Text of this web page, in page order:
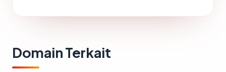
Domain Terkait